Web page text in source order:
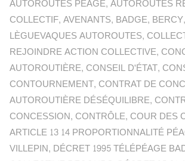
AUTOROUTES PÉAGE,AUTOROUTES
COLLECTIF,AVENANTS, BADGE, BERCY,
LÈGUEVAQUES AUTOROUTES,
REJOINDRE ACTION COLLECTIVE,
AUTOROUTIÈRE, CONSEIL D'ÉTAT,
CONTOURNEMENT, CONTRAT DE
AUTOROUTIÈRE DÉSÉQUILIBRE,
CONCESSION, CONTRÔLE, COUR DES
ARTICLE 13 14 PROPORTIONNALITÉ
VILLEPIN, DÉCRET 1995 TÉLÉPÉAGE